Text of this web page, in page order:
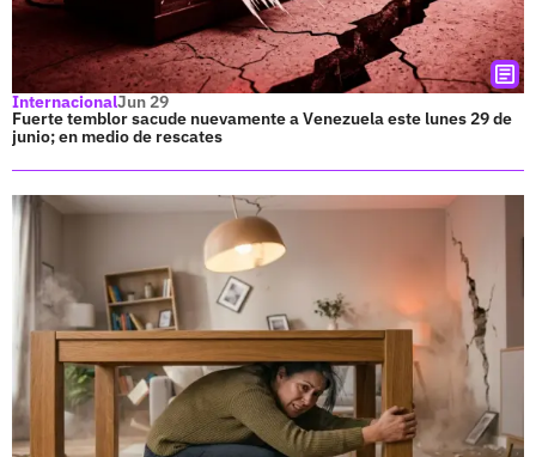
InternacionalJun 29
Fuerte temblor sacude nuevamente a Venezuela este lunes 29 de
junio; en medio de rescates